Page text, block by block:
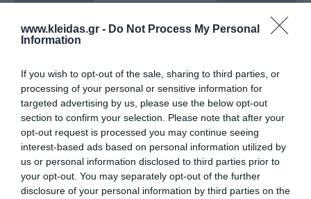
www.kleidas.gr - Do Not Process My Personal
Information
If you wish to opt-out of the sale, sharing to third parties, or
processing of your personal or sensitive information for
targeted advertising by us, please use the below opt-out
section to confirm your selection. Please note that after your
opt-out request is processed you may continue seeing
interest-based ads based on personal information utilized by
us or personal information disclosed to third parties prior to
your opt-out. You may separately opt-out of the further
disclosure of your personal information by third parties on the
Η εταιρεία
, με έδρα τη Δανία,
σχεδιασμού και της προμήθειας υψηλής ποιότητας
παιδαγωγικού υλικού και εξοπλισμού. Με βαθιά
γνώση των αναγκών της σύγχρονης εκπαίδευσης, η
αποστολή της εταιρείας είναι να εμπνεύσει γονείς,
εκπαιδευτικούς και ειδικούς, προσφέροντας
εργαλεία που υποστηρίζουν ουσιαστικά την ανάπτυξη
των παιδιών.
Η Childhood Supply ξεχωρίζει για τη μεγάλη γκάμα
ειδών χειροτεχνίας, η οποία είναι ειδικά μελετημένη
για να πυροδοτεί τηδημιουργικότητακαι να